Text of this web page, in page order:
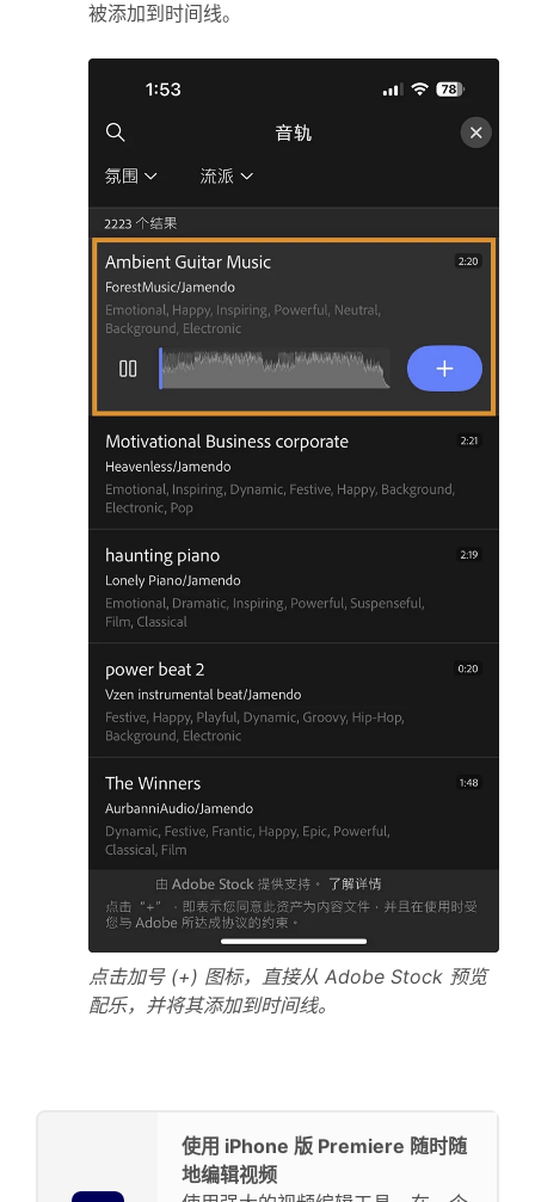
被添加到时间线。
点击加号 (+) 图标，直接从 Adobe Stock 预览
配乐，并将其添加到时间线。
使用 iPhone 版 Premiere 随时随
地编辑视频